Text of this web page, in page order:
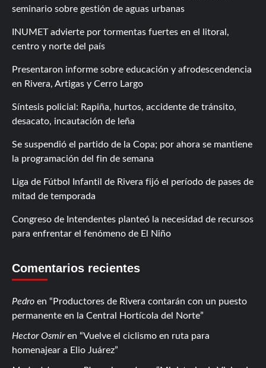
seminario sobre gestión de aguas urbanas
INUMET advierte por tormentas fuertes en el litoral,
centro y norte del país
Presentaron informe sobre educación y afrodescendencia
en Rivera, Artigas y Cerro Largo
Síntesis policial: Rapiña, hurtos, accidente de tránsito,
desacato, incautación de leña
Se suspendió el partido de la Copa; por ahora se mantiene
la programación del fin de semana
Liga de Fútbol Infantil de Rivera fijó el período de pases de
mitad de temporada
Congreso de Intendentes planteó la necesidad de recursos
para enfrentar el fenómeno de El Niño
Comentarios recientes
Pedro en
Productores de Rivera contarán con un puesto
permanente en la Central Hortícola del Norte
Hector Osmiren
Vuelve el ciclismo en ruta para
homenajear a Elio Juárez